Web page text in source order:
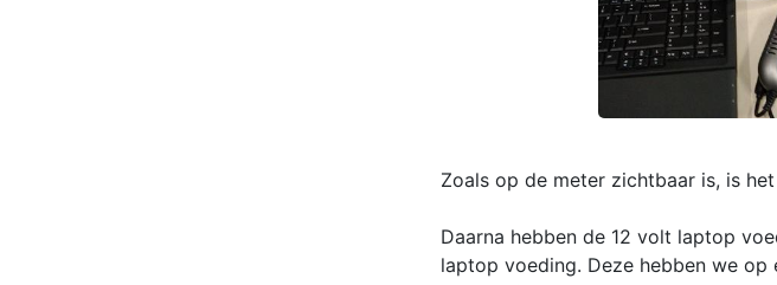
Zoals op de meter zichtbaar is, is
Daarna hebben de 12 volt laptop
laptop voeding. Deze hebben we op